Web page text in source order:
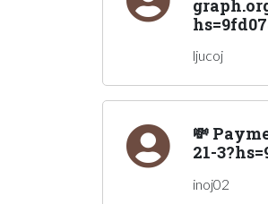
ljucoj
💸
21-
inoj02